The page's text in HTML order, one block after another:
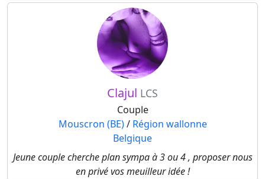
Clajul LCS
Couple
Mouscron (BE)/ Région wallonne
Belgique
Jeune couple cherche plan sympa à 3 ou 4 , proposer nous
en privé vos meuilleur idée !